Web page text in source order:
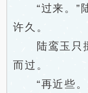
“过来。”陆
许久。
陆鸾玉只挪
而过。
“再近些。